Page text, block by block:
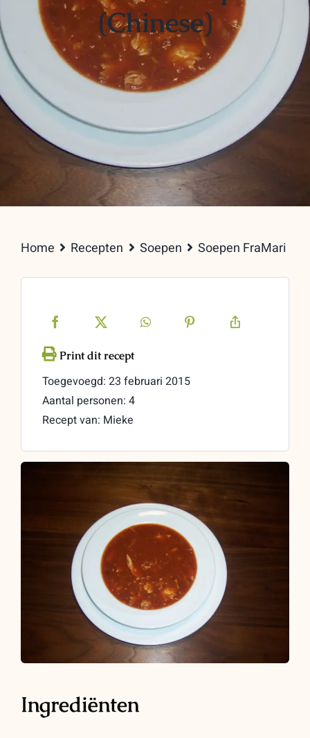
(Chinese)
Home Recepten Soepen Soepen FraMari
Toegevoegd: 23 februari 2015
Aantal personen: 4
Recept van: Mieke
Ingrediënten